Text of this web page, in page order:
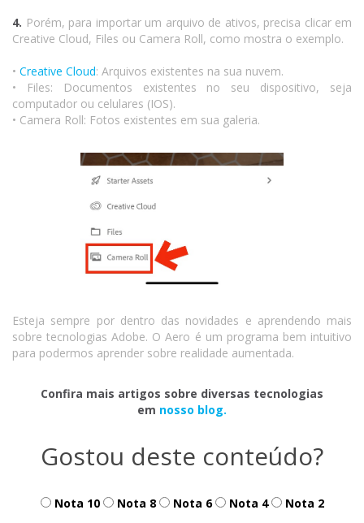
4. Porém, para importar um arquivo de ativos, precisa clicar em
Creative Cloud, Files ou Camera Roll, como mostra o exemplo.
• Creative Cloud: Arquivos existentes na sua nuvem.
• Files: Documentos existentes no seu dispositivo, seja
computador ou celulares (IOS).
• Camera Roll: Fotos existentes em sua galeria.
Esteja sempre por dentro das novidades e aprendendo mais
sobre tecnologias Adobe. O Aero é um programa bem intuitivo
para podermos aprender sobre realidade aumentada.
Confira mais artigos sobre diversas tecnologias
em nosso blog.
Gostou deste conteúdo?
Nota 10 Nota 8 Nota 6 Nota 4 Nota 2